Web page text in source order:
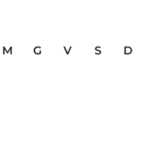
M G V S
D